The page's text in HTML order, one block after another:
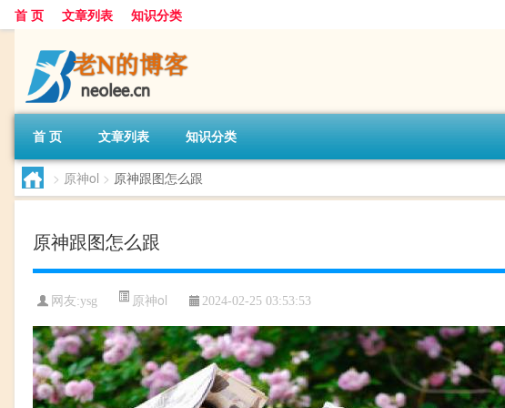
首 页 文章列表 知识分类
首 页 文章列表 知识分类
> 原神ol > 原神跟图怎么跟
原神跟图怎么跟
网友:ysg 原神ol 2024-02-25 03:53:53